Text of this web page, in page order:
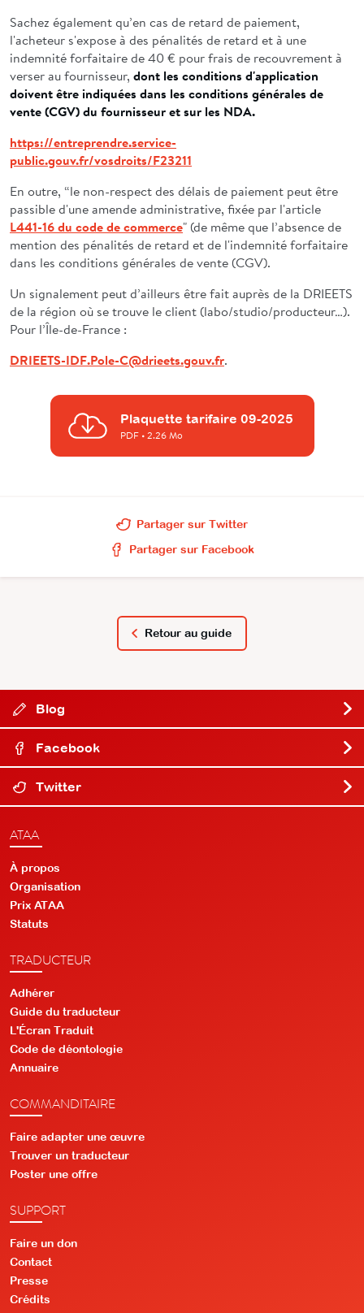
Sachez également qu’en cas de retard de paiement,
l'acheteur s'expose à des pénalités de retard et à une
indemnité forfaitaire de 40 € pour frais de recouvrement à
verser au fournisseur, dont les conditions d'application
doivent être indiquées dans les conditions générales de
vente (CGV) du fournisseur et sur les NDA.
https://entreprendre.service-
public.gouv.fr/vosdroits/F23211
En outre, “le non-respect des délais de paiement peut être
passible d'une amende administrative, fixée par l'article
L441-16 du code de commerce" (de même que l’absence de
mention des pénalités de retard et de l'indemnité forfaitaire
dans les conditions générales de vente (CGV).
Un signalement peut d’ailleurs être fait auprès de la DRIEETS
de la région où se trouve le client (labo/studio/producteur…).
Pour l’Île-de-France :
DRIEETS-IDF.Pole-C@drieets.gouv.fr.
Plaquette tarifaire 09-2025
PDF• 2.26 Mo
Partager sur Twitter
Partager sur Facebook
Retour au guide
Blog
Facebook
Twitter
ATAA
À propos
Organisation
Prix ATAA
Statuts
TRADUCTEUR
Adhérer
Guide du traducteur
L'Écran Traduit
Code de déontologie
Annuaire
COMMANDITAIRE
Faire adapter une œuvre
Trouver un traducteur
Poster une offre
SUPPORT
Faire un don
Contact
Presse
Crédits